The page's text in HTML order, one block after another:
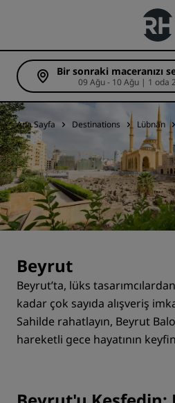
Bir sonraki maceranızı
Ana Sayfa Destinations Lübnan
Beyrut
Beyrut’ta, lüks
kadar çok sayıda alışveriş
Sahilde rahatlayın, Beyrut
hareketli gece hayatının